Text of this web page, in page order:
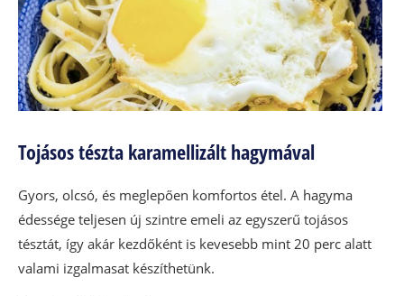
Tojásos tészta karamellizált hagymával
Gyors, olcsó, és meglepően komfortos étel. A hagyma
édessége teljesen új szintre emeli az egyszerű tojásos
tésztát, így akár kezdőként is kevesebb mint 20 perc alatt
valami izgalmasat készíthetünk.